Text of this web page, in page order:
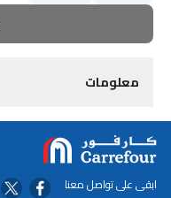
معلومات
ابقى على تواصل معنا